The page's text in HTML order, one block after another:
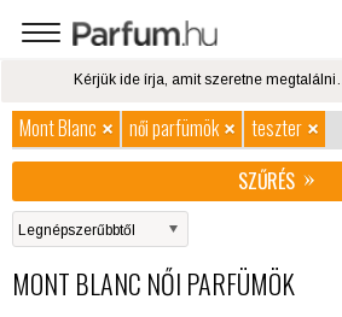
Mont Blanc női parfümök
teszter
SZŰRÉS
MONT BLANC NŐI PARFÜMÖK